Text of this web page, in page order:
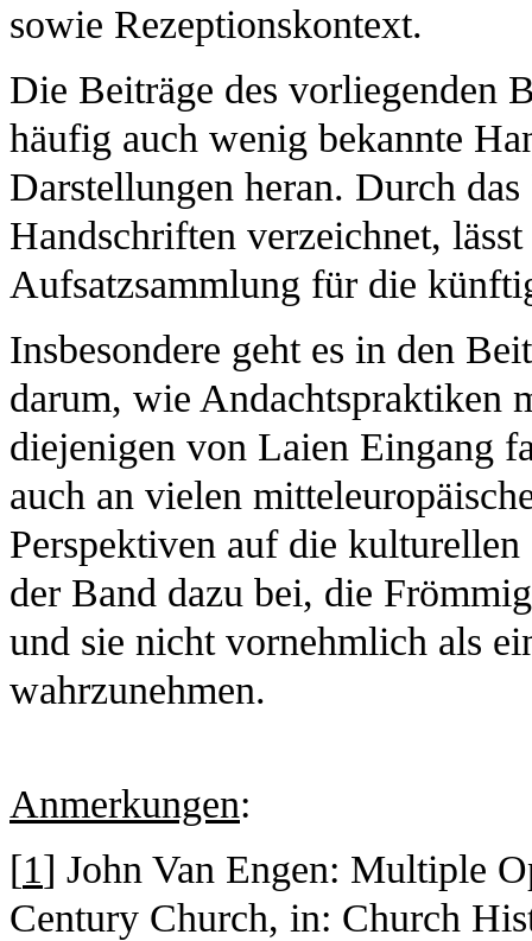
sowie Rezeptionskontext.
Die Beiträge des vorliegenden
häufig auch wenig bekannte
Darstellungen heran. Durch
Handschriften verzeichnet,
Aufsatzsammlung für die
Insbesondere geht es in den
darum, wie Andachtspraktiken
diejenigen von Laien Eingang
auch an vielen
Perspektiven auf die
der Band dazu bei, die
und sie nicht vornehmlich als
wahrzunehmen.
Anmerkungen:
[1] John Van Engen: Multiple
Century Church, in: Church